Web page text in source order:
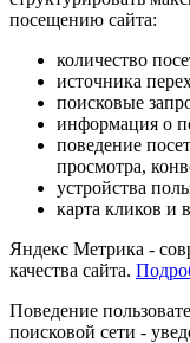
посещению сайта:
количество
источника
поисковые
информация о
поведение
просмотра,
устройства
карта кликов и
Яндекс Метрика -
качества сайта.
Поведение
поисковой сети -